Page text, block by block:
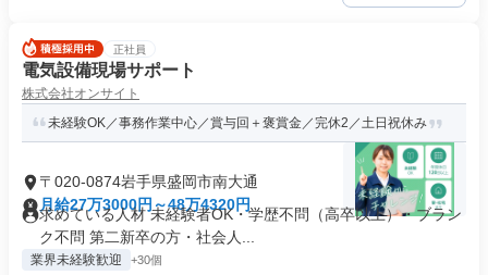
正社員
電気設備現場サポート
株式会社オンサイト
未経験OK／事務作業中心／賞与回＋褒賞金／完休2／土日祝休み
〒020-0874岩手県盛岡市南大通
月給27万3000円～48万4320円
求めている人材 未経験者OK・学歴不問（高卒以上）・ブラン
ク不問 第二新卒の方・社会人...
業界未経験歓迎 +30個